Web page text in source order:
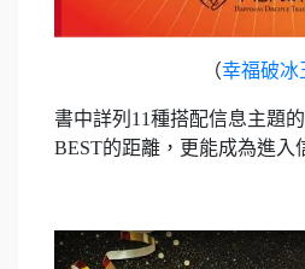
（幸福破冰
書中詳列11種搭配信息主題
BEST的距離，更能成為進入